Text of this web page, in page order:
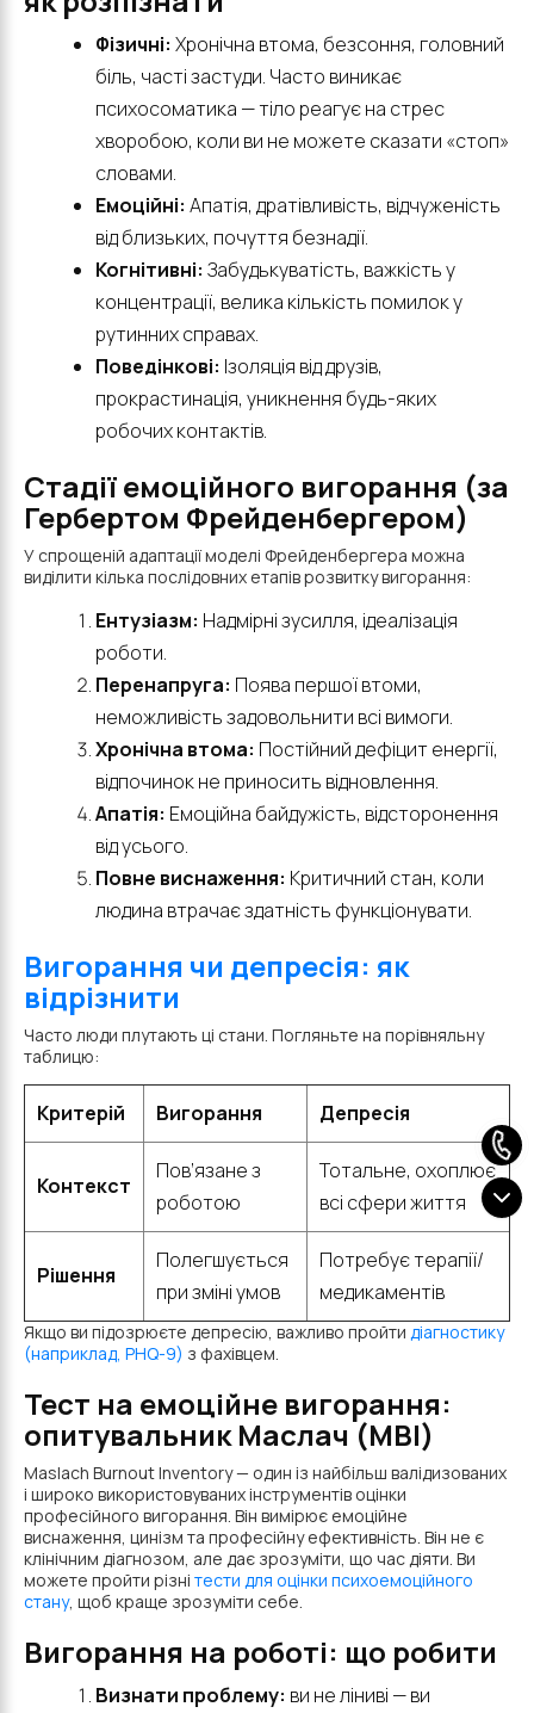
Фізичні: Хронічна втома, безсоння, головний
біль, часті застуди. Часто виникає
психосоматика — тіло реагує на стрес
хворобою, коли ви не можете сказати «стоп»
словами.
Емоційні: Апатія, дратівливість, відчуженість
від близьких, почуття безнадії.
Когнітивні: Забудькуватість, важкість у
концентрації, велика кількість помилок у
рутинних справах.
Поведінкові: Ізоляція від друзів,
прокрастинація, уникнення будь-яких
робочих контактів.
Стадії емоційного вигорання (за
Гербертом Фрейденбергером)
У спрощеній адаптації моделі Фрейденбергера можна
виділити кілька послідовних етапів розвитку вигорання:
Ентузіазм: Надмірні зусилля, ідеалізація
роботи.
Перенапруга: Поява першої втоми,
неможливість задовольнити всі вимоги.
Хронічна втома: Постійний дефіцит енергії,
відпочинок не приносить відновлення.
Апатія: Емоційна байдужість, відсторонення
від усього.
Повне виснаження: Критичний стан, коли
людина втрачає здатність функціонувати.
Вигорання чи депресія: як
відрізнити
Часто люди плутають ці стани. Погляньте на порівняльну
таблицю:
Критерій Вигорання Депресія
Контекст
Пов’язане з
роботою
Тотальне, охоплює
всі сфери життя
Рішення
Полегшується
при зміні умов
Потребує терапії/
медикаментів
Якщо ви підозрюєте депресію, важливо пройти діагностику
(наприклад, PHQ-9) з фахівцем.
Тест на емоційне вигорання:
опитувальник Маслач (MBI)
Maslach Burnout Inventory — один із найбільш валідизованих
і широко використовуваних інструментів оцінки
професійного вигорання. Він вимірює емоційне
виснаження, цинізм та професійну ефективність. Він не є
клінічним діагнозом, але дає зрозуміти, що час діяти. Ви
можете пройти різні тести для оцінки психоемоційного
стану, щоб краще зрозуміти себе.
Вигорання на роботі: що робити
Визнати проблему: ви не ліниві — ви